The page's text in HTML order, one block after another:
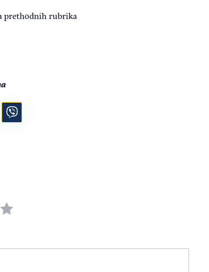
prethodnih rubrika